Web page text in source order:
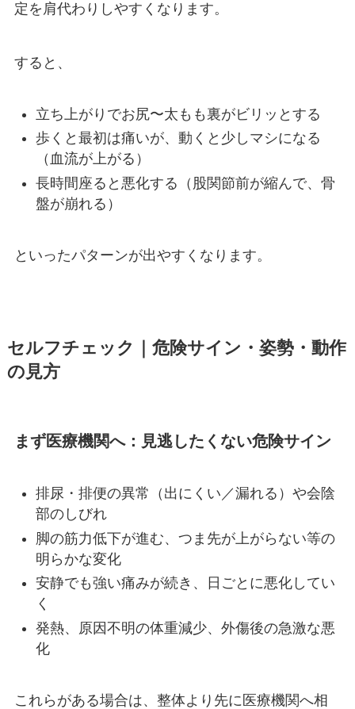
定を肩代わりしやすくなります。
すると、
立ち上がりでお尻〜太もも裏がビリッとする
歩くと最初は痛いが、動くと少しマシになる
（血流が上がる）
長時間座ると悪化する（股関節前が縮んで、骨
盤が崩れる）
といったパターンが出やすくなります。
セルフチェック｜危険サイン・姿勢・動作
の見方
まず医療機関へ：見逃したくない危険サイン
排尿・排便の異常（出にくい／漏れる）や会陰
部のしびれ
脚の筋力低下が進む、つま先が上がらない等の
明らかな変化
安静でも強い痛みが続き、日ごとに悪化してい
く
発熱、原因不明の体重減少、外傷後の急激な悪
化
これらがある場合は、整体より先に医療機関へ相